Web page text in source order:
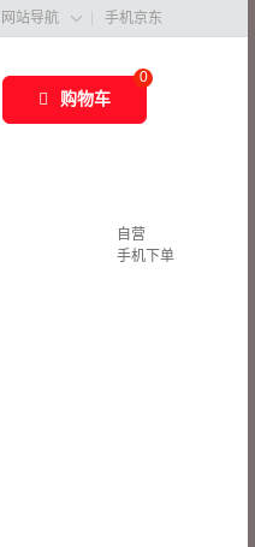
网站导航  手机京东
0
购物车
自营
手机下单